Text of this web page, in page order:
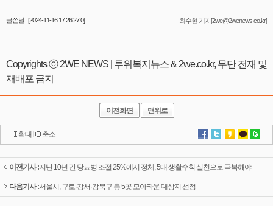
글쓴날 : [2024-11-16 17:26:27.0] 최수현 기자[2we@2wenews.co.kr]
Copyrights ⓒ 2WE NEWS | 투위복지뉴스 & 2we.co.kr, 무단 전재 및
재배포 금지
이전화면 맨위로
확대 축소
이전기사 :지난 10년 간 당뇨병 조절 25%에서 정체, 5대 생활수칙 실천으로 극복해야
다음기사 :서울시, 구로·강서·강북구 총 5곳 모아타운 대상지 선정